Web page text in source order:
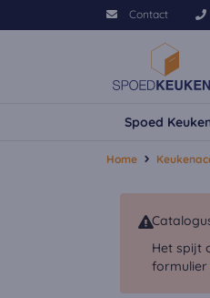
Contact
Spoed
Home
Het spijt
formulier